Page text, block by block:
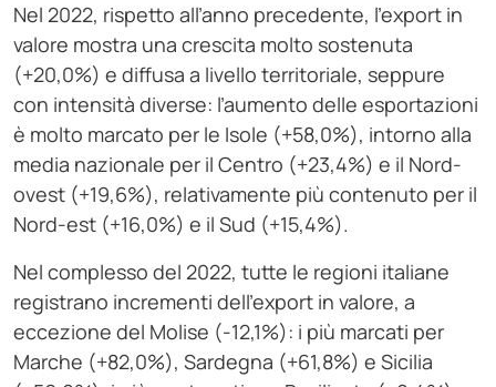
Nel 2022, rispetto all’anno precedente, l’export in
valore mostra una crescita molto sostenuta
(+20,0%) e diffusa a livello territoriale, seppure
con intensità diverse: l’aumento delle esportazioni
è molto marcato per le Isole (+58,0%), intorno alla
media nazionale per il Centro (+23,4%) e il Nord-
ovest (+19,6%), relativamente più contenuto per il
Nord-est (+16,0%) e il Sud (+15,4%).
Nel complesso del 2022, tutte le regioni italiane
registrano incrementi dell’export in valore, a
eccezione del Molise (-12,1%): i più marcati per
Marche (+82,0%), Sardegna (+61,8%) e Sicilia